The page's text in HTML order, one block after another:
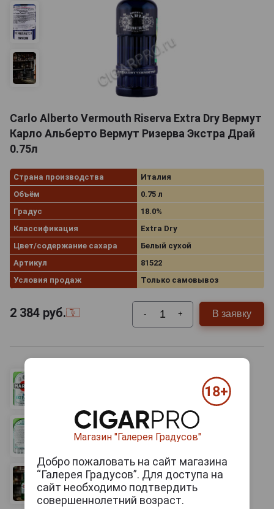
Carlo Alberto Vermouth Riserva Extra Dry Вермут
Карло Альберто Вермут Ризерва Экстра Драй
0.75л
Страна производства
Италия
Объём
0.75 л
Градус
18.0%
Классификация
Extra Dry
Цвет/содержание сахара
Белый сухой
Артикул
81522
Условия продаж
Только самовывоз
2 384 руб. - + В заявку
Магазин "Галерея Градусов"
Добро пожаловать на сайт магазина
“Галерея Градусов”. Для доступа на
сайт необходимо подтвердить
совершеннолетний возраст.